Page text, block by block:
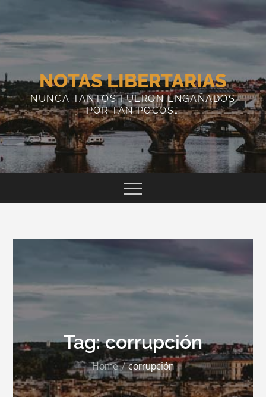
content
NOTAS LIBERTARIAS
NUNCA TANTOS FUERON ENGAÑADOS
POR TAN POCOS…
Tag:corrupción
Home corrupción